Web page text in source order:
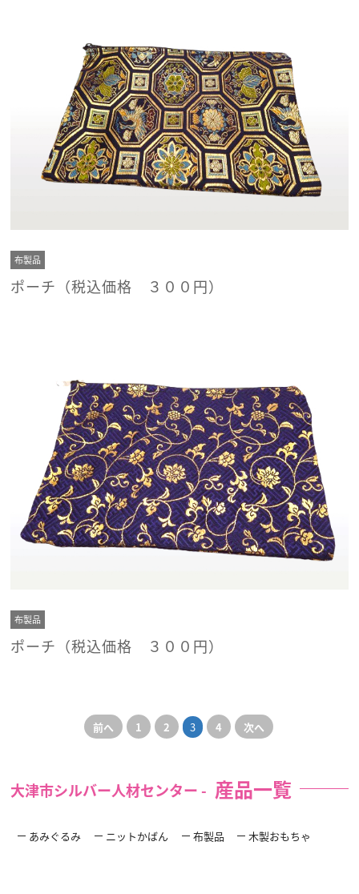
布製品
ポーチ（税込価格 ３００円）
布製品
ポーチ（税込価格 ３００円）
前へ 1 2 3 4 次へ
大津市シルバー人材センター - 産品一覧
あみぐるみ ニットかばん 布製品 木製おもちゃ